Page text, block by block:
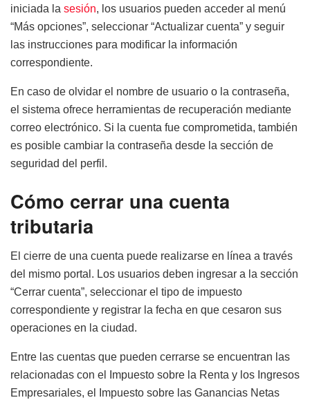
iniciada la sesión, los usuarios pueden acceder al menú
“Más opciones”, seleccionar “Actualizar cuenta” y seguir
las instrucciones para modificar la información
correspondiente.
En caso de olvidar el nombre de usuario o la contraseña,
el sistema ofrece herramientas de recuperación mediante
correo electrónico. Si la cuenta fue comprometida, también
es posible cambiar la contraseña desde la sección de
seguridad del perfil.
Cómo cerrar una cuenta
tributaria
El cierre de una cuenta puede realizarse en línea a través
del mismo portal. Los usuarios deben ingresar a la sección
“Cerrar cuenta”, seleccionar el tipo de impuesto
correspondiente y registrar la fecha en que cesaron sus
operaciones en la ciudad.
Entre las cuentas que pueden cerrarse se encuentran las
relacionadas con el Impuesto sobre la Renta y los Ingresos
Empresariales, el Impuesto sobre las Ganancias Netas